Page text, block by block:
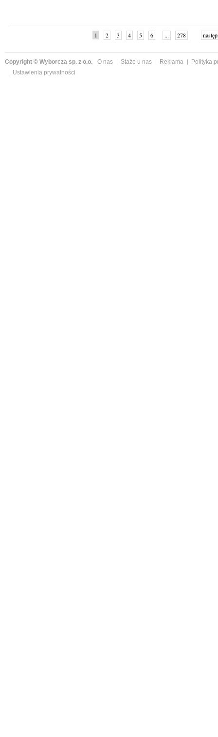
1 2 3 4 5 6 ... 278
Copyright © Wyborcza sp. z o.o. O nas Staże u nas Reklama
Polityka
Ustawienia prywatności